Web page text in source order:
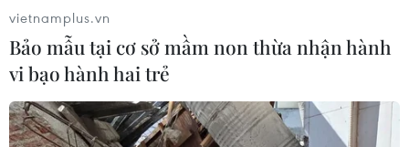
07/08/2026 11:24
Khắc phục "Thẻ vàng" IUU: Siết chặt
quản lý đội tàu
vietnamplus.vn
Bảo mẫu tại cơ sở mầm non thừa nhận hành
vi bạo hành hai trẻ